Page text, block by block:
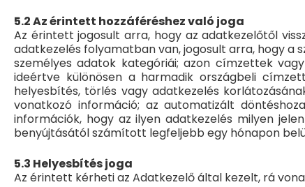
5.2 Az érintett hozzáféréshez való joga
Az érintett jogosult arra, hogy az adatkezelőtől
adatkezelés folyamatban van, jogosult arra, hogy a
személyes adatok kategóriái; azon címzettek
ideértve különösen a harmadik országbeli
helyesbítés, törlés vagy adatkezelés
vonatkozó információ; az automatizált
információk, hogy az ilyen adatkezelés milyen
benyújtásától számított legfeljebb egy hónapon
5.3 Helyesbítés joga
Az érintett kérheti az Adatkezelő által kezelt, rá